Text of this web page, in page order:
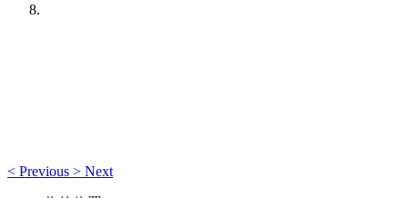
< Previous > Next